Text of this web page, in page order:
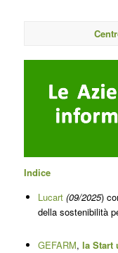
Indice
Lucart (09/2025)
della sostenibilità
GEFARM, la Start